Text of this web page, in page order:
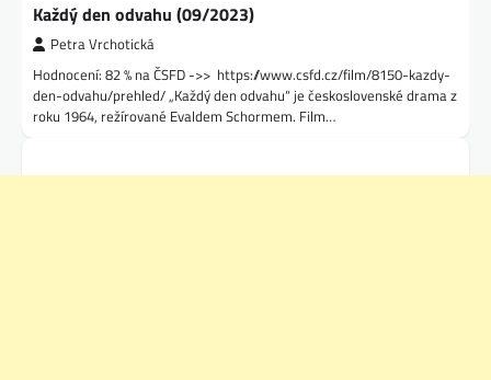
Každý den odvahu (09/2023)
Petra Vrchotická
Hodnocení: 82 % na ČSFD ->> https://www.csfd.cz/film/8150-kazdy-
den-odvahu/prehled/ „Každý den odvahu“ je československé drama z
roku 1964, režírované Evaldem Schormem. Film…